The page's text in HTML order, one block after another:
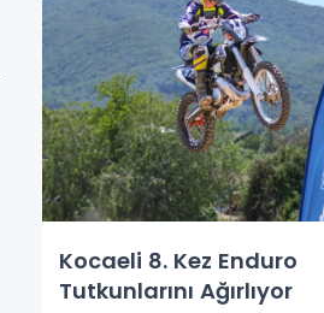
Kocaeli 8. Kez Enduro
Tutkunlarını Ağırlıyor